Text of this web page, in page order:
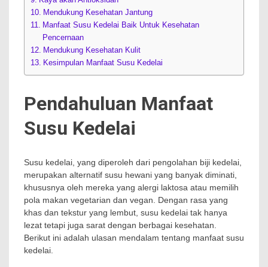
Mendukung Kesehatan Jantung
Manfaat Susu Kedelai Baik Untuk Kesehatan
Pencernaan
Mendukung Kesehatan Kulit
Kesimpulan Manfaat Susu Kedelai
Pendahuluan Manfaat
Susu Kedelai
Susu kedelai, yang diperoleh dari pengolahan biji kedelai,
merupakan alternatif susu hewani yang banyak diminati,
khususnya oleh mereka yang alergi laktosa atau memilih
pola makan vegetarian dan vegan. Dengan rasa yang
khas dan tekstur yang lembut, susu kedelai tak hanya
lezat tetapi juga sarat dengan berbagai kesehatan.
Berikut ini adalah ulasan mendalam tentang manfaat susu
kedelai.